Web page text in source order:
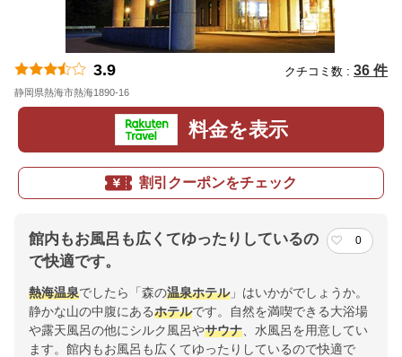
3.9 クチコミ数 : 36 件
静岡県熱海市熱海1890-16
料金を表示
割引クーポンをチェック
館内もお風呂も広くてゆったりしているの
で快適です。
0
熱海温泉でしたら「森の温泉ホテル」はいかがでしょうか。
静かな山の中腹にあるホテルです。自然を満喫できる大浴場
や露天風呂の他にシルク風呂やサウナ 、水風呂を用意してい
ます。館内もお風呂も広くてゆったりしているので快適で